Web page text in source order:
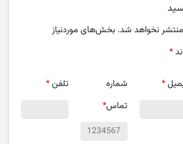
نخواهد شد. بخش‌های موردنیاز
*
*
شماره
تماس*
تلفن*